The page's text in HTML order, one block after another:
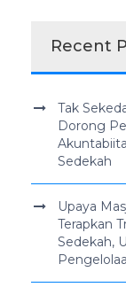
Recent
Tak
Dorong
Sedekah
Upaya
Terapkan
Sedekah,